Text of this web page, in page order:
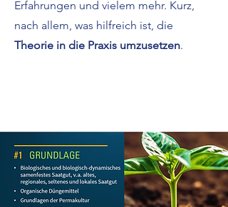
Erfahrungen und vielem mehr. Kurz,
nach allem, was hilfreich ist, die
Theorie in die Praxis umzusetzen.